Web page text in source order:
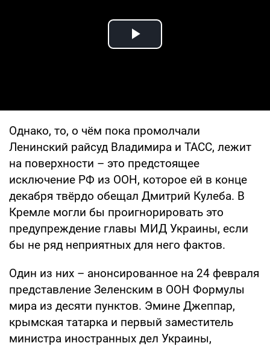
Play Video
Однако, то, о чём пока промолчали
Ленинский райсуд Владимира и ТАСС, лежит
на поверхности – это предстоящее
исключение РФ из ООН, которое ей в конце
декабря твёрдо обещал Дмитрий Кулеба. В
Кремле могли бы проигнорировать это
предупреждение главы МИД Украины, если
бы не ряд неприятных для него фактов.
Один из них – анонсированное на 24 февраля
представление Зеленским в ООН Формулы
мира из десяти пунктов. Эмине Джеппар,
крымская татарка и первый заместитель
министра иностранных дел Украины,